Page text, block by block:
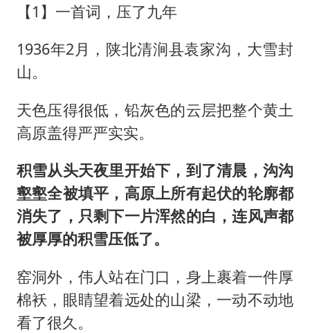
【1】一首词，压了九年
1936年2月，陕北清涧县袁家沟，大雪封
山。
天色压得很低，铅灰色的云层把整个黄土
高原盖得严严实实。
积雪从头天夜里开始下，到了清晨，沟沟
壑壑全被填平，高原上所有起伏的轮廓都
消失了，只剩下一片浑然的白，连风声都
被厚厚的积雪压低了。
窑洞外，伟人站在门口，身上裹着一件厚
棉袄，眼睛望着远处的山梁，一动不动地
看了很久。